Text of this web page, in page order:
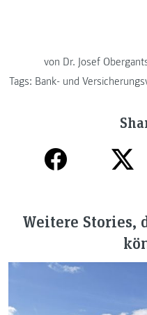
von Dr. Josef
Tags: Bank- und
Weitere Stories,